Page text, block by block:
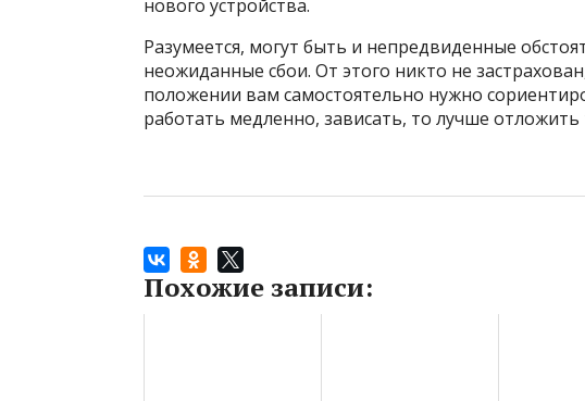
нового устройства.
Разумеется, могут быть и непредвиденные
неожиданные сбои. От этого никто не
положении вам самостоятельно нужно
работать медленно, зависать, то лучше
Похожие записи: